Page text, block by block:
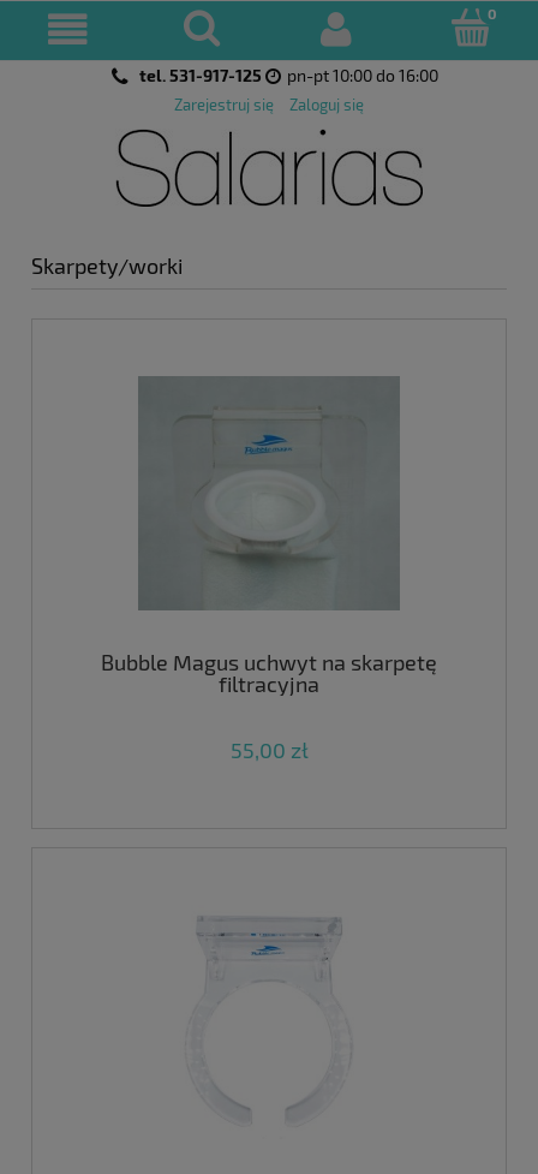
tel. 531-917-125 pn-pt 10:00 do 16:00
Zarejestruj się Zaloguj się
Skarpety/worki
Bubble Magus uchwyt na skarpetę
filtracyjna
55,00 zł